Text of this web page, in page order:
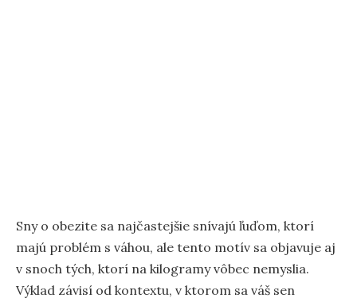
Sny o obezite sa najčastejšie snívajú ľuďom, ktorí
majú problém s váhou, ale tento motív sa objavuje aj
v snoch tých, ktorí na kilogramy vôbec nemyslia.
Výklad závisí od kontextu, v ktorom sa váš sen